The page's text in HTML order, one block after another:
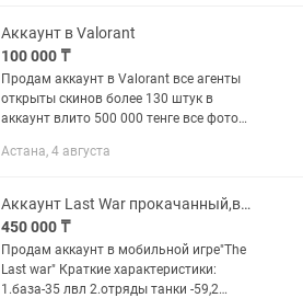
Аккаунт в Valorant
100 000 ₸
Продам аккаунт в Valorant все агенты
открыты скинов более 130 штук в
аккаунт влито 500 000 тенге все фото
Астана, 4 августа
Аккаунт Last War прокачанный,вложено много труда и времени
450 000 ₸
Продам аккаунт в мобильной игре"The
Last war" Краткие характеристики:
1.база-35 лвл 2.отряды танки -59,2